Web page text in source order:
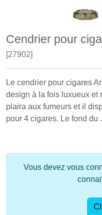
Cendrier pour
[27902]
Le cendrier pour cigares
design à la fois luxueux et
plaira aux fumeurs et il
pour 4 cigares. Le fond du
Vous devez vous